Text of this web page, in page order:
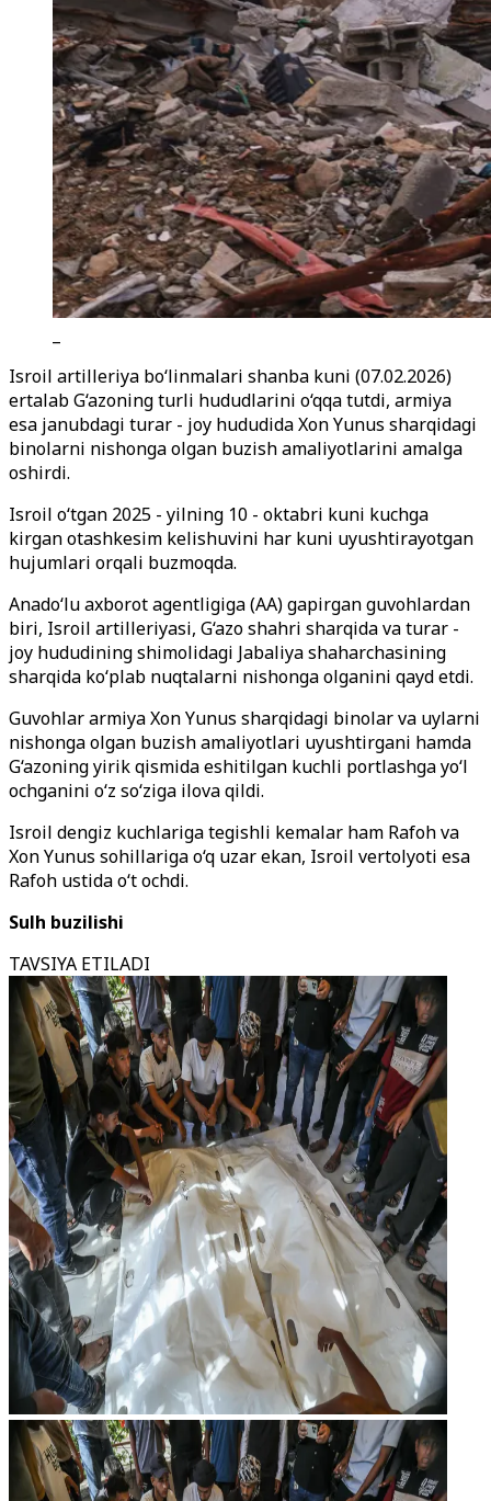
Isroil artilleriya bo‘linmalari shanba kuni (07.02.2026)
ertalab G‘azoning turli hududlarini o‘qqa tutdi, armiya
esa janubdagi turar - joy hududida Xon Yunus sharqidagi
binolarni nishonga olgan buzish amaliyotlarini amalga
oshirdi.
Isroil o‘tgan 2025 - yilning 10 - oktabri kuni kuchga
kirgan otashkesim kelishuvini har kuni uyushtirayotgan
hujumlari orqali buzmoqda.
Anado‘lu axborot agentligiga (AA) gapirgan guvohlardan
biri, Isroil artilleriyasi, G‘azo shahri sharqida va turar -
joy hududining shimolidagi Jabaliya shaharchasining
sharqida ko‘plab nuqtalarni nishonga olganini qayd etdi.
Guvohlar armiya Xon Yunus sharqidagi binolar va uylarni
nishonga olgan buzish amaliyotlari uyushtirgani hamda
G‘azoning yirik qismida eshitilgan kuchli portlashga yo‘l
ochganini o‘z so‘ziga ilova qildi.
Isroil dengiz kuchlariga tegishli kemalar ham Rafoh va
Xon Yunus sohillariga o‘q uzar ekan, Isroil vertolyoti esa
Rafoh ustida o‘t ochdi.
Sulh buzilishi
TAVSIYA ETILADI